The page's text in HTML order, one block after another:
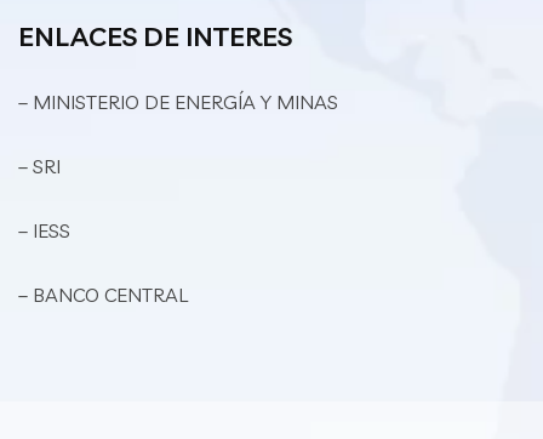
ENLACES DE INTERES
– MINISTERIO DE ENERGÍA Y MINAS
– SRI
– IESS
– BANCO CENTRAL